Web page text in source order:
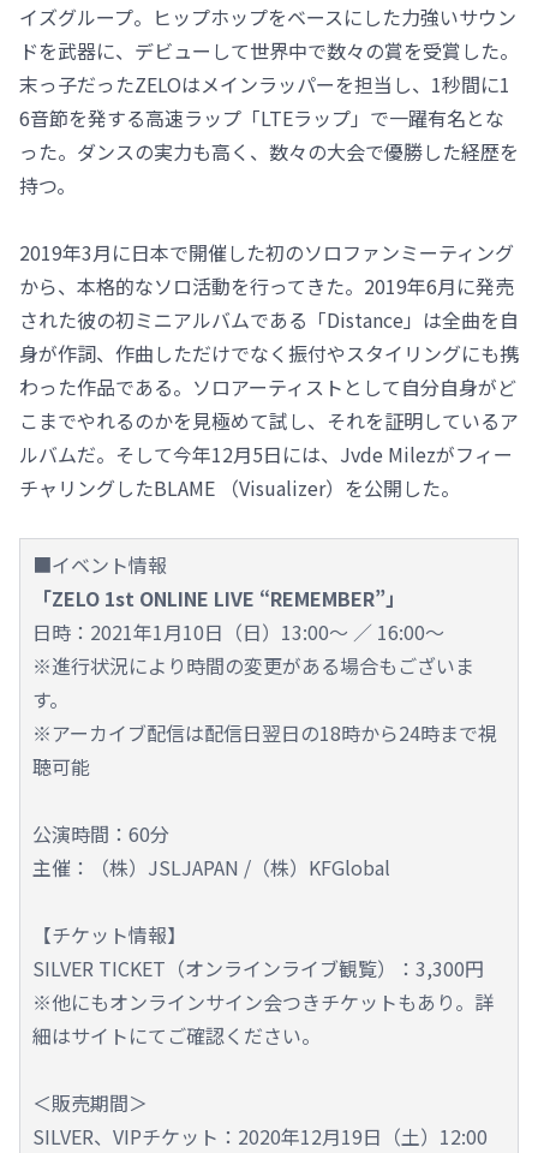
イズグループ。ヒップホップをベースにした力強いサウン
ドを武器に、デビューして世界中で数々の賞を受賞した。
末っ子だったZELOはメインラッパーを担当し、1秒間に1
6音節を発する高速ラップ「LTEラップ」で一躍有名とな
った。ダンスの実力も高く、数々の大会で優勝した経歴を
持つ。
2019年3月に日本で開催した初のソロファンミーティング
から、本格的なソロ活動を行ってきた。2019年6月に発売
された彼の初ミニアルバムである「Distance」は全曲を自
身が作詞、作曲しただけでなく振付やスタイリングにも携
わった作品である。ソロアーティストとして自分自身がど
こまでやれるのかを見極めて試し、それを証明しているア
ルバムだ。そして今年12月5日には、Jvde Milezがフィー
チャリングしたBLAME （Visualizer）を公開した。
■イベント情報
「ZELO 1st ONLINE LIVE “REMEMBER”」
日時：2021年1月10日（日）13:00～ ／ 16:00～
※進行状況により時間の変更がある場合もございま
す。
※アーカイブ配信は配信日翌日の18時から24時まで視
聴可能
公演時間：60分
主催：（株）JSLJAPAN /（株）KFGlobal
【チケット情報】
SILVER TICKET（オンラインライブ観覧）：3,300円
※他にもオンラインサイン会つきチケットもあり。詳
細はサイトにてご確認ください。
＜販売期間＞
SILVER、VIPチケット：2020年12月19日（土）12:00